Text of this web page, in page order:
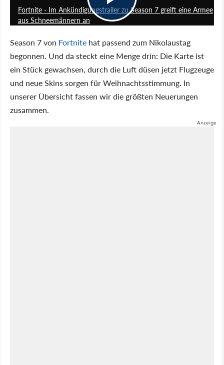
Fortnite - Im Ankündigungstrailer zu Season 7 greift eine Armee
aus Schneemännern an
Season 7 von Fortnite hat passend zum Nikolaustag
begonnen. Und da steckt eine Menge drin: Die Karte ist
ein Stück gewachsen, durch die Luft düsen jetzt Flugzeuge
und neue Skins sorgen für Weihnachtsstimmung. In
unserer Übersicht fassen wir die größten Neuerungen
zusammen.